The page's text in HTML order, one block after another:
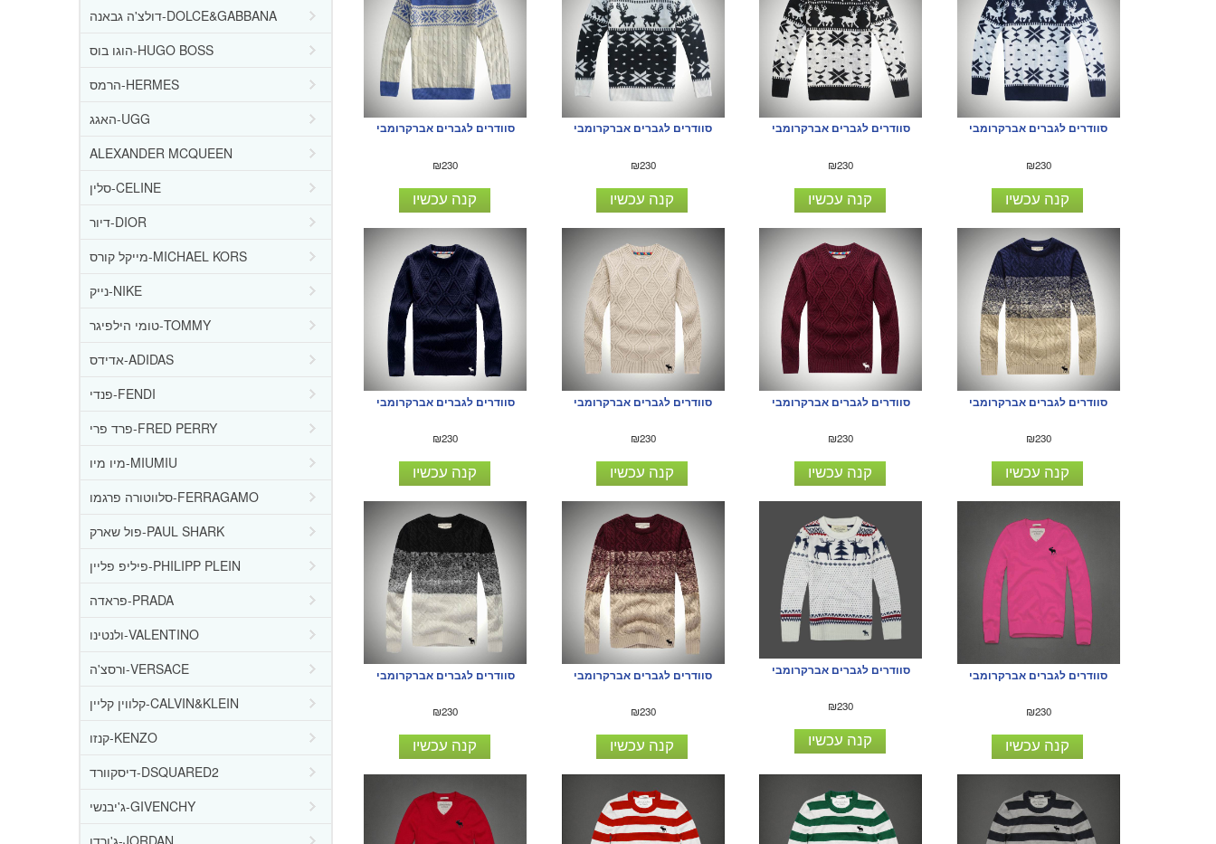
דולצ'ה גבאנה-DOLCE&GABBANA
הוגו בוס-HUGO BOSS
הרמס-HERMES
האגג-UGG
ALEXANDER MCQUEEN
סלין-CELINE
דיור-DIOR
מייקל קורס-MICHAEL KORS
נייק-NIKE
טומי הילפיגר-TOMMY
אדידס-ADIDAS
פנדי-FENDI
פרד פרי-FRED PERRY
מיו מיו-MIUMIU
סלווטורה פרגמו-FERRAGAMO
פול שארק-PAUL SHARK
פיליפ פליין-PHILIPP PLEIN
פראדה-PRADA
ולנטינו-VALENTINO
ורסצ'ה-VERSACE
קלווין קליין-CALVIN&KLEIN
קנזו-KENZO
דיסקוורד-DSQUARED2
ג'יבנשי-GIVENCHY
ג'ורדן-JORDAN
סוודרים לגברים אברקרומבי
₪230
קנה עכשיו
סוודרים לגברים אברקרומבי
₪230
קנה עכשיו
סוודרים לגברים אברקרומבי
₪230
קנה עכשיו
סוודרים לגברים אברקרומבי
₪230
קנה עכשיו
סוודרים לגברים אברקרומבי
₪230
קנה עכשיו
סוודרים לגברים אברקרומבי
₪230
קנה עכשיו
סוודרים לגברים אברקרומבי
₪230
קנה עכשיו
סוודרים לגברים אברקרומבי
₪230
קנה עכשיו
סוודרים לגברים אברקרומבי
₪230
קנה עכשיו
סוודרים לגברים אברקרומבי
₪230
קנה עכשיו
סוודרים לגברים אברקרומבי
₪230
קנה עכשיו
סוודרים לגברים אברקרומבי
₪230
קנה עכשיו